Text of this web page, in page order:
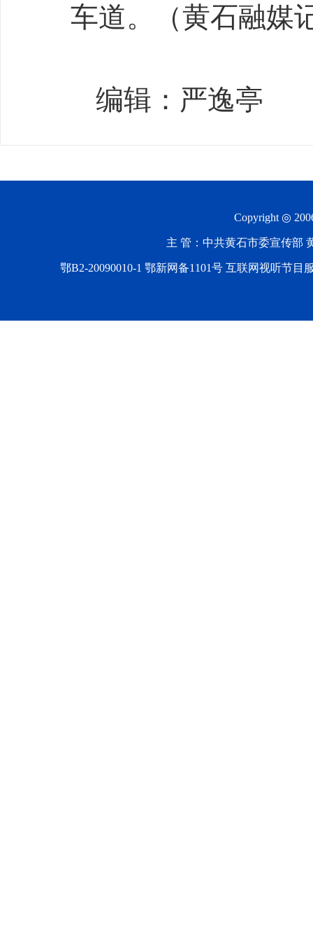
车道。（黄石融
编辑：严逸亭
Copyright ◎
主 管：中共黄石市委宣传部
鄂B2-20090010-1 鄂新网备1101号 互联网视听节目